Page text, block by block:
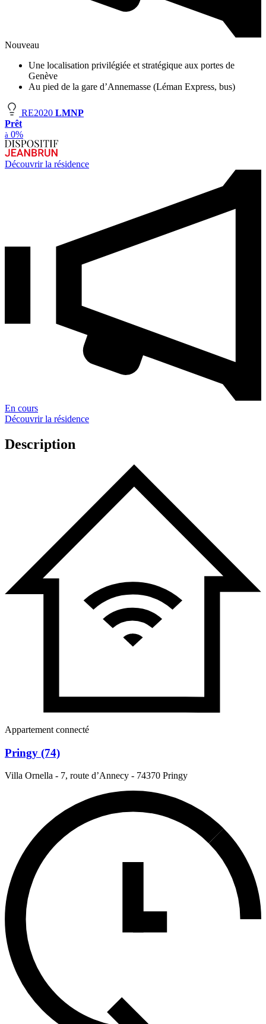
Nouveau
Une localisation privilégiée et stratégique aux portes de
Genève
Au pied de la gare d’Annemasse (Léman Express, bus)
RE2020 LMNP
Prêt
à 0%
Découvrir la résidence
En cours
Découvrir la résidence
Description
Appartement connecté
Pringy (74)
Villa Ornella - 7, route d’Annecy - 74370 Pringy